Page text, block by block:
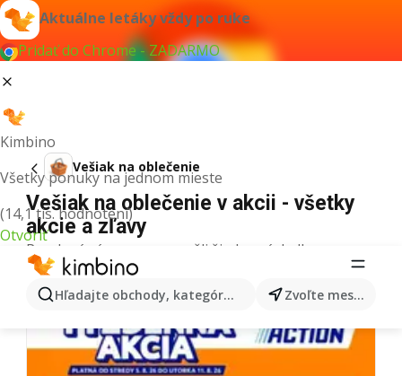
Aktuálne letáky vždy po ruke
Pridať do Chrome - ZADARMO
Kimbino
Všetky ponuky na jednom mieste
(14,1 tis. hodnotení)
Otvoriť
Hľadajte obchody, kategórie, produkty... Zvoľte mesto
Vešiak na oblečenie
Vešiak na oblečenie v akcii - všetky
akcie a zľavy
Pre daný výraz sme nenašli žiadne výsledky.
Ďalšie letáky z kategórie